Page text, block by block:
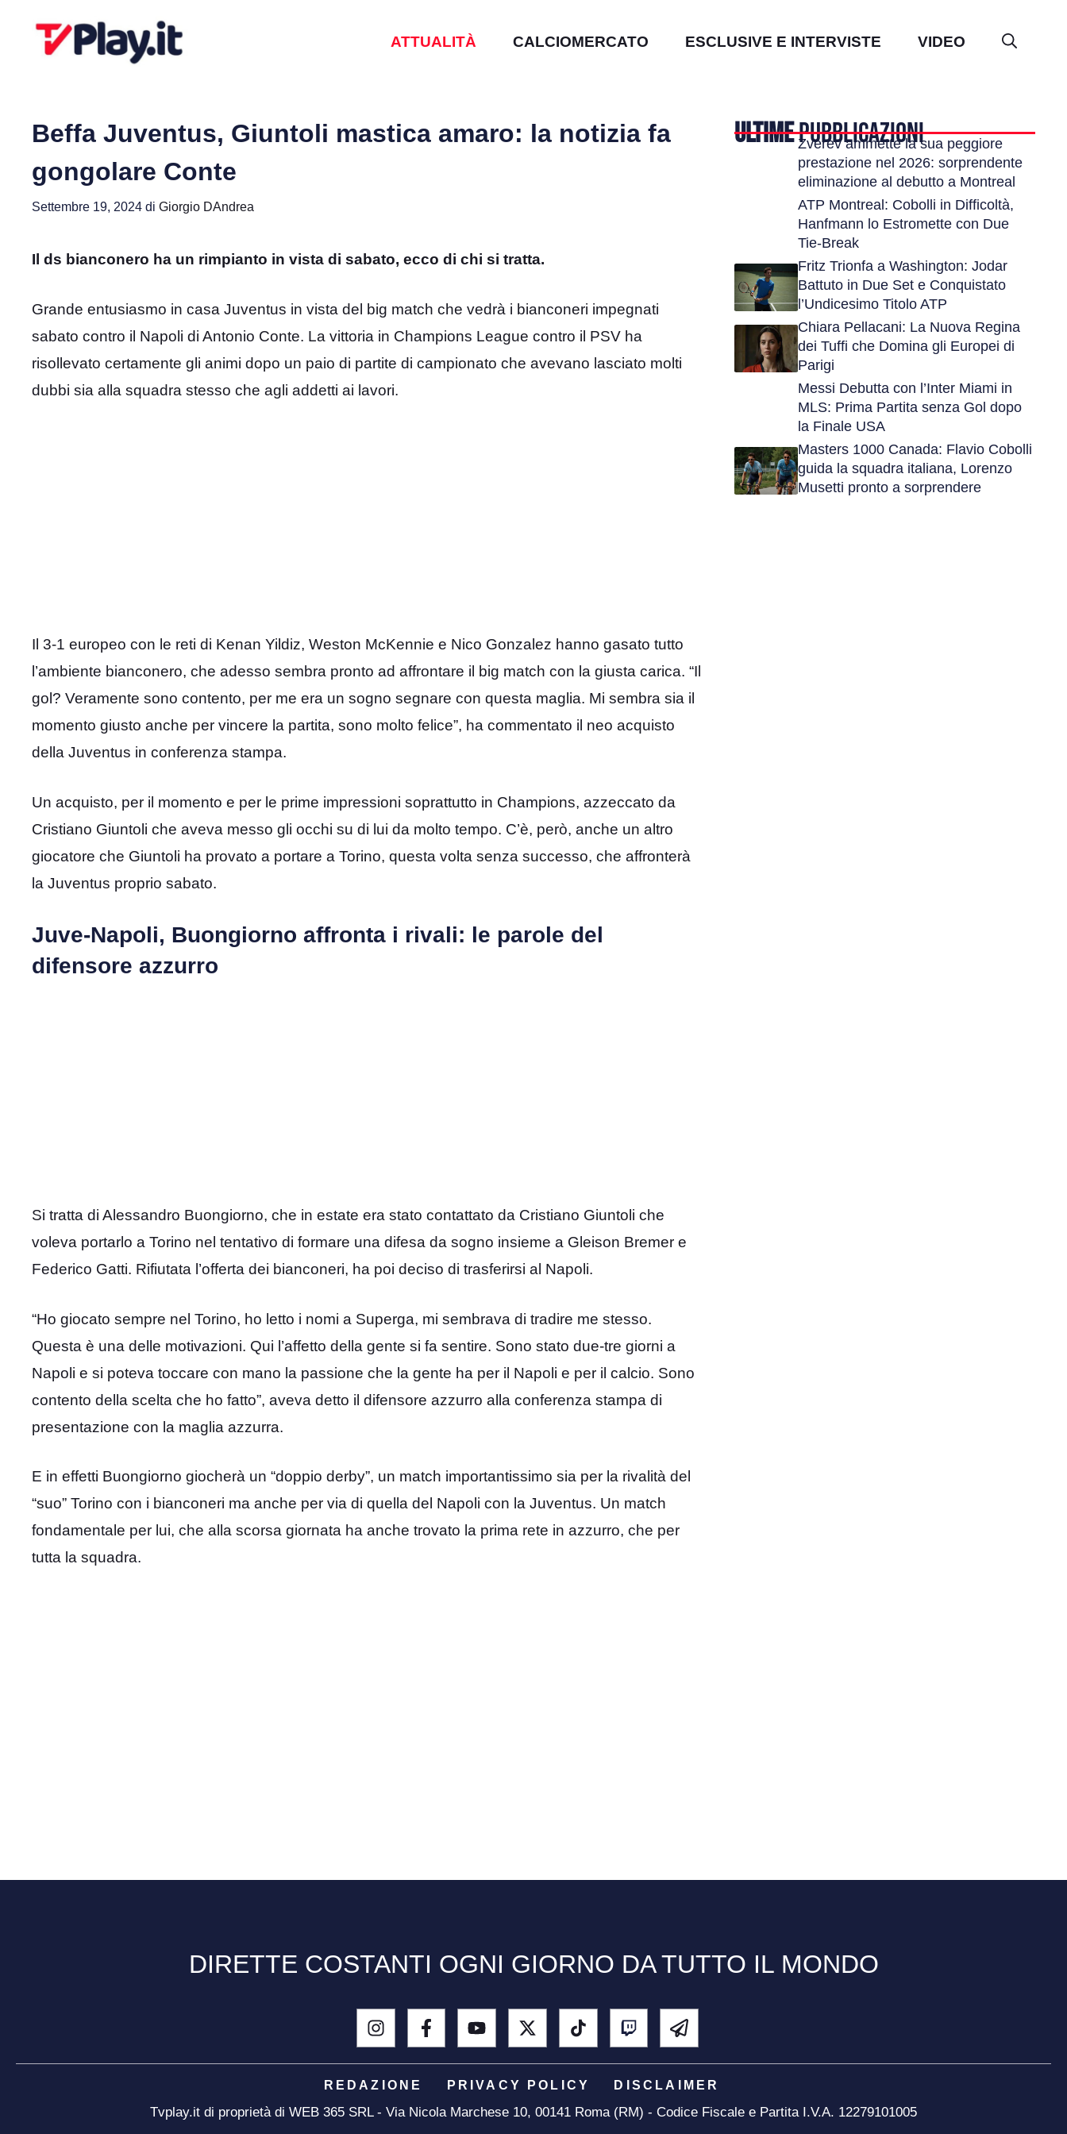
ATTUALITÀ CALCIOMERCATO ESCLUSIVE E INTERVISTE VIDEO
Beffa Juventus, Giuntoli mastica amaro: la notizia fa
gongolare Conte
Settembre 19, 2024 di Giorgio DAndrea
Il ds bianconero ha un rimpianto in vista di sabato, ecco di chi si tratta.
Grande entusiasmo in casa Juventus in vista del big match che vedrà i bianconeri impegnati
sabato contro il Napoli di Antonio Conte. La vittoria in Champions League contro il PSV ha
risollevato certamente gli animi dopo un paio di partite di campionato che avevano lasciato molti
dubbi sia alla squadra stesso che agli addetti ai lavori.
Il 3-1 europeo con le reti di Kenan Yildiz, Weston McKennie e Nico Gonzalez hanno gasato tutto
l’ambiente bianconero, che adesso sembra pronto ad affrontare il big match con la giusta carica. “Il
gol? Veramente sono contento, per me era un sogno segnare con questa maglia. Mi sembra sia il
momento giusto anche per vincere la partita, sono molto felice”, ha commentato il neo acquisto
della Juventus in conferenza stampa.
Un acquisto, per il momento e per le prime impressioni soprattutto in Champions, azzeccato da
Cristiano Giuntoli che aveva messo gli occhi su di lui da molto tempo. C’è, però, anche un altro
giocatore che Giuntoli ha provato a portare a Torino, questa volta senza successo, che affronterà
la Juventus proprio sabato.
Juve-Napoli, Buongiorno affronta i rivali: le parole del
difensore azzurro
Si tratta di Alessandro Buongiorno, che in estate era stato contattato da Cristiano Giuntoli che
voleva portarlo a Torino nel tentativo di formare una difesa da sogno insieme a Gleison Bremer e
Federico Gatti. Rifiutata l’offerta dei bianconeri, ha poi deciso di trasferirsi al Napoli.
“Ho giocato sempre nel Torino, ho letto i nomi a Superga, mi sembrava di tradire me stesso.
Questa è una delle motivazioni. Qui l’affetto della gente si fa sentire. Sono stato due-tre giorni a
Napoli e si poteva toccare con mano la passione che la gente ha per il Napoli e per il calcio. Sono
contento della scelta che ho fatto”, aveva detto il difensore azzurro alla conferenza stampa di
presentazione con la maglia azzurra.
E in effetti Buongiorno giocherà un “doppio derby”, un match importantissimo sia per la rivalità del
“suo” Torino con i bianconeri ma anche per via di quella del Napoli con la Juventus. Un match
fondamentale per lui, che alla scorsa giornata ha anche trovato la prima rete in azzurro, che per
tutta la squadra.
ULTIMEPUBBLICAZIONI
Zverev ammette la sua peggiore
prestazione nel 2026: sorprendente
eliminazione al debutto a Montreal
ATP Montreal: Cobolli in Difficoltà,
Hanfmann lo Estromette con Due
Tie-Break
Fritz Trionfa a Washington: Jodar
Battuto in Due Set e Conquistato
l’Undicesimo Titolo ATP
Chiara Pellacani: La Nuova Regina
dei Tuffi che Domina gli Europei di
Parigi
Messi Debutta con l’Inter Miami in
MLS: Prima Partita senza Gol dopo
la Finale USA
Masters 1000 Canada: Flavio Cobolli
guida la squadra italiana, Lorenzo
Musetti pronto a sorprendere
DIRETTE COSTANTI OGNI GIORNO DA TUTTO IL MONDO
REDAZIONE PRIVACY POLICY DISCLAIMER
Tvplay.it di proprietà di WEB 365 SRL - Via Nicola Marchese 10, 00141 Roma (RM) - Codice Fiscale e Partita I.V.A. 12279101005